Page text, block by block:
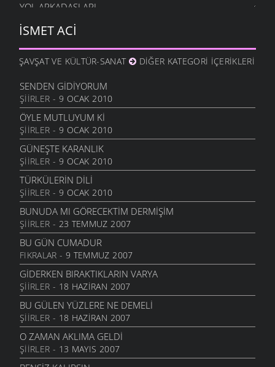
YOL ARKADAŞLARI
YAĞMURLU EYLÜL
5 AĞUSTOS 2006
KÜÇÜK HİKAYELER
4 AĞUSTOS 2006
BIR DAHA GÖRMEK
1 AĞUSTOS 2006
HACI NİNE
11 MAYIS 2006
YOL GÖTÜRDÜ YIL GÖTÜRDÜ
10 NISAN 2006
SULAR SOĞUK MU
31 MART 2006
BEKÇİ OLDUĞ
30 MART 2006
YAZIK
16 ŞUBAT 2006
SULAR SOĞUK MU
8 ŞUBAT 2006
ÖZ ANASI
29 OCAK 2006
DUMAN DAĞA YUKARI
23 OCAK 2006
İSMET ACI
ŞAVŞAT VE KÜLTÜR-SANAT DIĞER KATEGORI İÇERIKLERI
SENDEN GIDIYORUM
ŞIIRLER - 9 OCAK 2010
ÖYLE MUTLUYUM KI
ŞIIRLER - 9 OCAK 2010
GÜNEŞTE KARANLIK
ŞIIRLER - 9 OCAK 2010
TÜRKÜLERIN DILI
ŞIIRLER - 9 OCAK 2010
BUNUDA MI GÖRECEKTIM DERMIŞIM
ŞIIRLER - 23 TEMMUZ 2007
BU GÜN CUMADUR
FIKRALAR - 9 TEMMUZ 2007
GIDERKEN BIRAKTIKLARIN VARYA
ŞIIRLER - 18 HAZIRAN 2007
BU GÜLEN YÜZLERE NE DEMELI
ŞIIRLER - 18 HAZIRAN 2007
O ZAMAN AKLIMA GELDI
ŞIIRLER - 13 MAYIS 2007